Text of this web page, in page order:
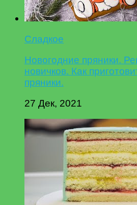
Сладкое
Новогодние пряники.
новичков. Как
пряники.
27 Дек, 2021